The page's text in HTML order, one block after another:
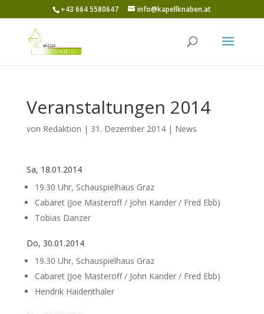
+43 664 5580647 info@kapellknaben.at
Veranstaltungen 2014
von Redaktion | 31. Dezember 2014| News
Sa, 18.01.2014
19.30 Uhr, Schauspielhaus Graz
Cabaret (Joe Masteroff / John Kander / Fred Ebb)
Tobias Danzer
Do, 30.01.2014
19.30 Uhr, Schauspielhaus Graz
Cabaret (Joe Masteroff / John Kander / Fred Ebb)
Hendrik Haidenthaler